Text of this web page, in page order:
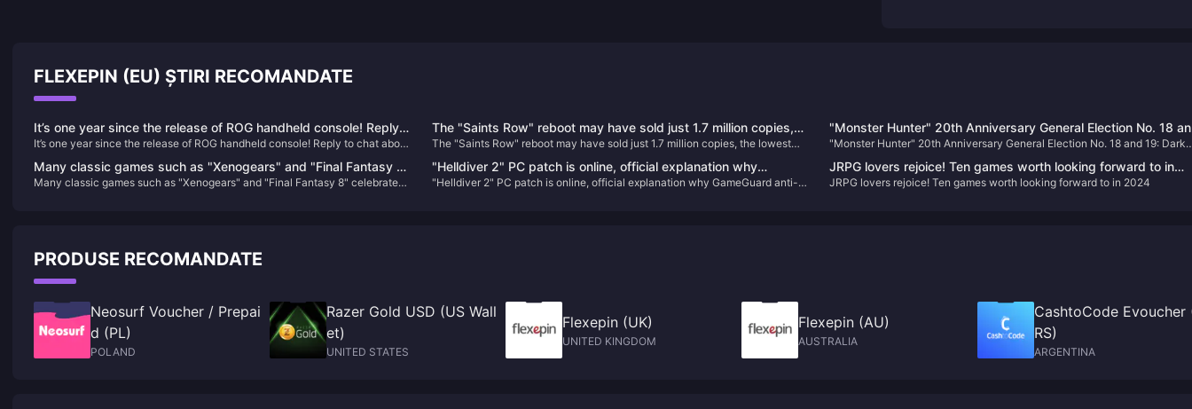
FLEXEPIN (EU) ȘTIRI RECOMANDATE
It’s one year since the release of ROG handheld console! Reply
to chat about your experience and get official peripherals &
various 3A masterpieces!
It’s one year since the release of ROG handheld console! Reply to chat about
The "Saints Row" reboot may have sold just 1.7 million copies,
the lowest number in the series' history
The "Saints Row" reboot may have sold just 1.7 million copies, the lowest
"Monster Hunter" 20th Anniversary General Election No. 18
19: Dark Wave Dragon and Tian Yu Dragon appear
"Monster Hunter" 20th Anniversary General Election No. 18 and 19: Dark
Many classic games such as "Xenogears" and "Final Fantasy 8"
celebrate their anniversaries
Many classic games such as "Xenogears" and "Final Fantasy 8" celebrate
"Helldiver 2" PC patch is online, official explanation why
GameGuard anti-cheat system is used
"Helldiver 2" PC patch is online, official explanation why GameGuard anti-
JRPG lovers rejoice! Ten games worth looking forward to in
2024
JRPG lovers rejoice! Ten games worth looking forward to in 2024
PRODUSE RECOMANDATE
Neosurf Voucher / Prepai
d (PL)
POLAND
Razer Gold USD (US Wall
et)
UNITED STATES
Flexepin (UK)
UNITED KINGDOM
Flexepin (AU)
AUSTRALIA
CashtoCode Evoucher
RS)
ARGENTINA